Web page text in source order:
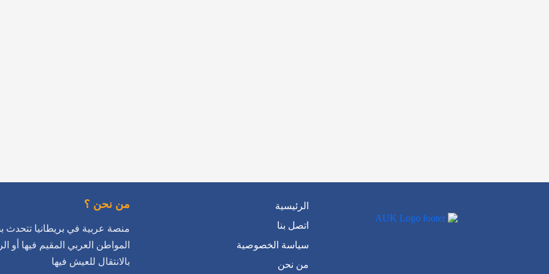
الرئيسية
اتصل بنا
سياسة الخصوصية
من نحن
من نحن ؟
منصة عربية في بريطانيا تتحدث
المواطن العربي المقيم فيها أو
بالانتقال للعيش فيها